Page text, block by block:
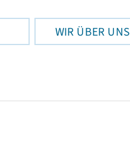
WIR ÜBER UNS